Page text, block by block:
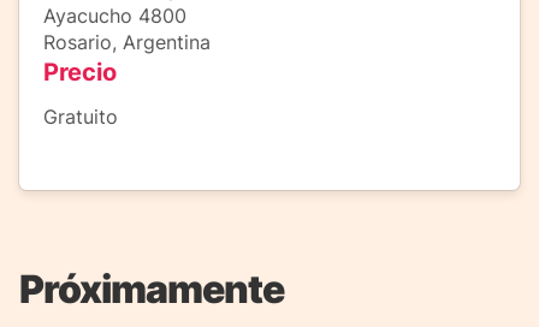
Ayacucho 4800
Rosario, Argentina
Precio
Gratuito
Próximamente